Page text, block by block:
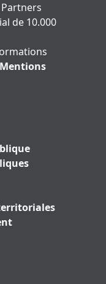
Partners
de 10.000
Mentions